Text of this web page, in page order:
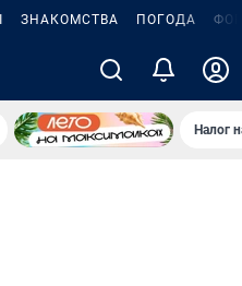
ЗНАКОМСТВА ПОГОДА
Налог